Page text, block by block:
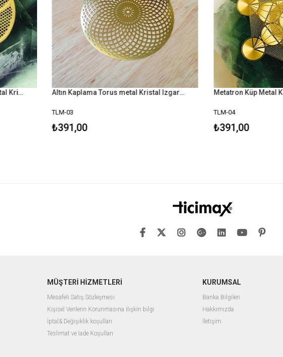
Altın Kaplama Yaşam Tohumu metal Kristal Izgara Plaka Altın Kaplama Torus metal Kristal Izgara Plaka
TLM-03
₺391,00
TLM-04
₺391,00
MÜŞTERİ HİZMETLERİ
Mesafeli Satış Sözleşmesi
Kişisel Verilerin Korunmasına ilişkin bilgi
İptal& Değişiklik koşulları
Teslimat ve İade Koşulları
KURUMSAL
Banka Bilgileri
Hakkımızda
İletişim